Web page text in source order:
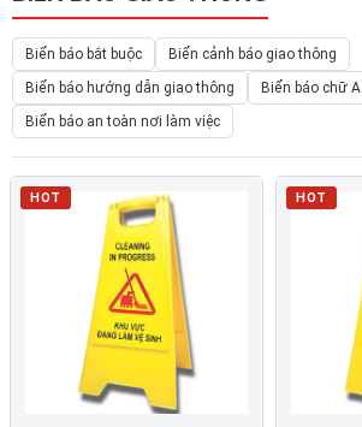
Biển báo bắt buộc
Biển cảnh báo giao thông
Biển báo hướng dẫn giao thông
Biển báo chữ A
Biển báo an toàn nơi làm việc
HOT HOT